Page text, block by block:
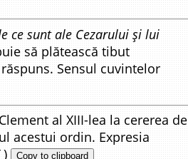
ce sunt ale Cezarului și lui
să plătească tibut
Sensul cuvintelor
al XIII-lea la cererea de
acestui ordin. Expresia
) Copy to clipboard